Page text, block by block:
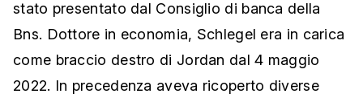
stato presentato dal Consiglio di banca della
Bns. Dottore in economia, Schlegel era in carica
come braccio destro di Jordan dal 4 maggio
2022. In precedenza aveva ricoperto diverse